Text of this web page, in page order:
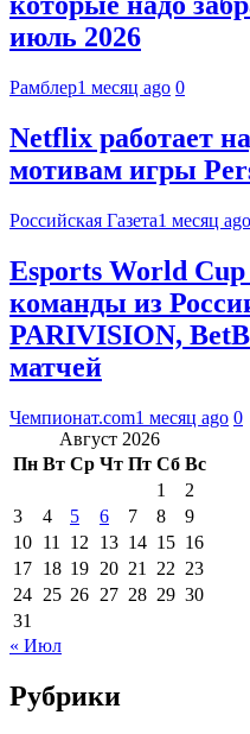
июль 2026
Рамблер1 месяц ago 0
Netflix работает
мотивам игры
Российская Газета1 месяц ago
Esports World
команды из
PARIVISION,
матчей
Чемпионат.com1 месяц ago 0
Август 2026
Пн Вт Ср Чт Пт Сб Вс
1
2
3
4 5 6 7 8
9
10 11 12 13 14 15 16
17 18 19 20 21 22 23
24 25 26 27 28 29 30
31
« Июл
Рубрики